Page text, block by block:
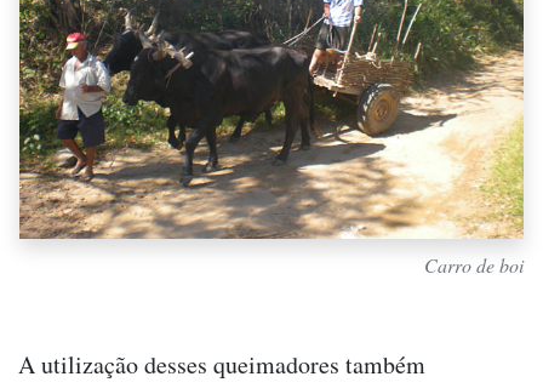
Carro de boi
A utilização desses queimadores também